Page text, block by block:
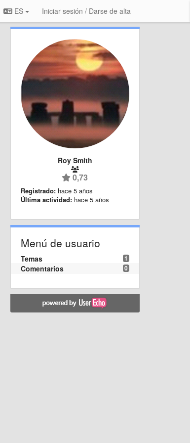
ES Iniciar sesión / Darse de alta
Roy Smith
0,73
Registrado: hace 5 años
Última actividad: hace 5 años
Menú de usuario
1
Temas
0
Comentarios